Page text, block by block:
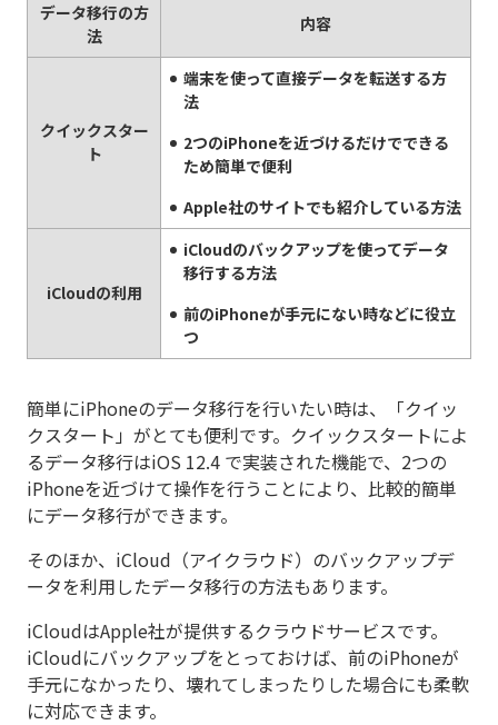
データ移行の方
法
内容
クイックスター
ト
端末を使って直接データを転送する方
法
2つのiPhoneを近づけるだけでできる
ため簡単で便利
Apple社のサイトでも紹介している方法
iCloudの利用
iCloudのバックアップを使ってデータ
移行する方法
前のiPhoneが手元にない時などに役立
つ
簡単にiPhoneのデータ移行を行いたい時は、「クイッ
クスタート」がとても便利です。クイックスタートによ
るデータ移行はiOS 12.4 で実装された機能で、2つの
iPhoneを近づけて操作を行うことにより、比較的簡単
にデータ移行ができます。
そのほか、iCloud（アイクラウド）のバックアップデ
ータを利用したデータ移行の方法もあります。
iCloudはApple社が提供するクラウドサービスです。
iCloudにバックアップをとっておけば、前のiPhoneが
手元になかったり、壊れてしまったりした場合にも柔軟
に対応できます。